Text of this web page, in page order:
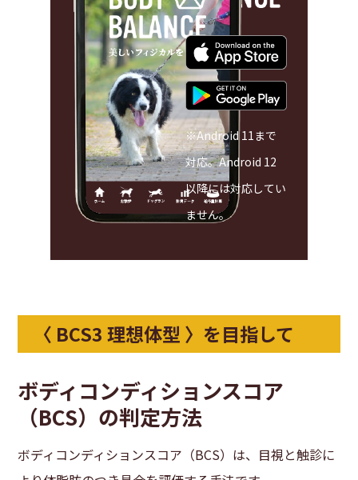
※Android 11まで
対応。Android 12
以降には対応してい
ません。
〈 BCS3 理想体型 〉を目指して
ボディコンディションスコア
（BCS）の判定方法
ボディコンディションスコア（BCS）は、目視と触診に